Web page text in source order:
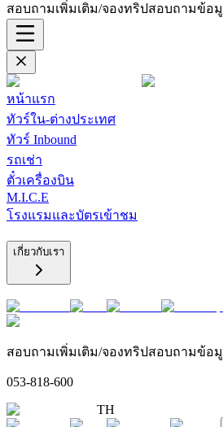
สอบถามเพิ่มเติม/จองทริปสอบถามข้อ
หน้าแรก
ทัวร์ใน-ต่างประเทศ
ทัวร์ Inbound
รถเช่า
ตั๋วเครื่องบิน
M.I.C.E
โรงแรมและบัตรเข้าชม
เกี่ยวกับเรา
สอบถามเพิ่มเติม/จองทริปสอบถามข้อ
053-818-600
TH